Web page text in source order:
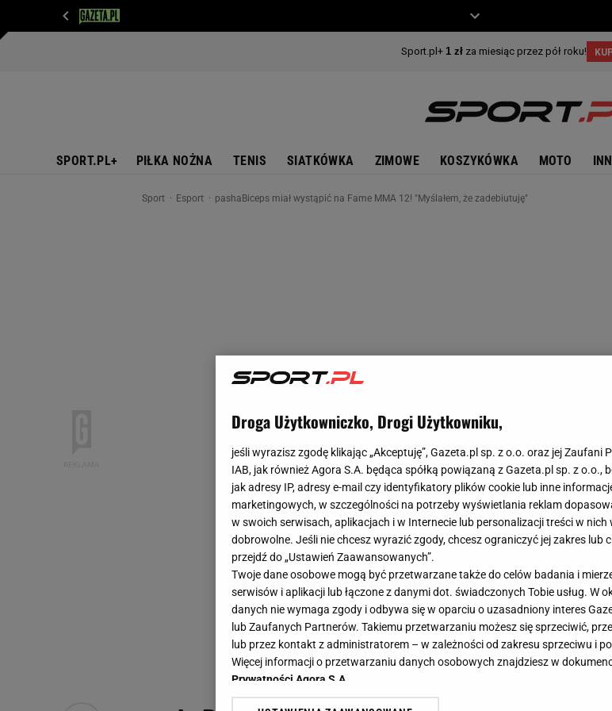
SPORT.PL+ PIŁKA NOŻNA TENIS SIATKÓWKA ZIMOWE KOSZYKÓWKA MOTO
Sport Esport pashaBiceps miał wystąpić na Fame MMA 12! "Myślałem, że zadebiutuję"
Droga Użytkowniczko, Drogi Użytkowniku,
jeśli wyrazisz zgodę klikając „Akceptuję”, Gazeta.pl sp. z o.o. oraz jej Zaufani
IAB, jak również Agora S.A. będąca spółką powiązaną z Gazeta.pl sp. z
jak adresy IP, adresy e-mail czy identyfikatory plików cookie lub inne
marketingowych, w szczególności na potrzeby wyświetlania reklam
w swoich serwisach, aplikacjach i w Internecie lub personalizacji treści w
dobrowolne. Jeśli nie chcesz wyrazić zgody, chcesz ograniczyć jej zakres lub
przejdź do „Ustawień Zaawansowanych”.
Twoje dane osobowe mogą być przetwarzane także do celów badania i
serwisów i aplikacji lub łączone z danymi dot. świadczonych Tobie usług. W
danych nie wymaga zgody i odbywa się w oparciu o uzasadniony interes
lub Zaufanych Partnerów. Takiemu przetwarzaniu możesz się sprzeciwić,
lub przez kontakt z administratorem – w zależności od zakresu sprzeciwu i
Więcej informacji o przetwarzaniu danych osobowych znajdziesz w
Prywatności Agora S.A.